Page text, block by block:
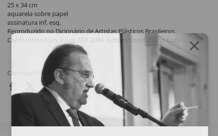
25 x 34 cm
aquarela sobre papel
assinatura inf. esq.
Reproduzido no Dicionário de Artistas Plásticos Brasileiros
Constantino Cury à pag 789, 2004. Editora Constantino Cury.
Compartilhar